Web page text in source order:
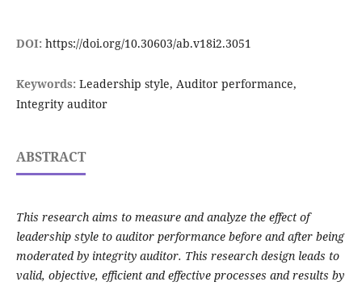
DOI: https://doi.org/10.30603/ab.v18i2.3051
Keywords: Leadership style, Auditor performance,
Integrity auditor
ABSTRACT
This research aims to measure and analyze the effect of
leadership style to auditor performance before and after being
moderated by integrity auditor. This research design leads to
valid, objective, efficient and effective processes and results by